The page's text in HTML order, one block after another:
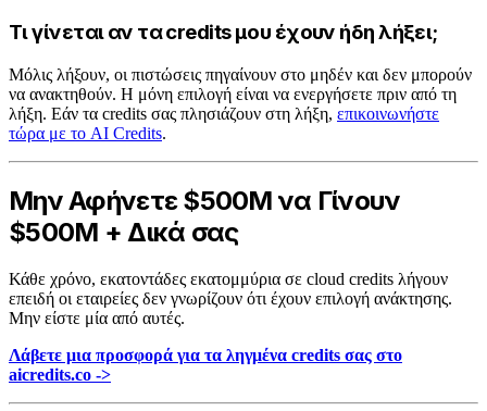
Τι γίνεται αν τα credits μου έχουν ήδη λήξει;
Μόλις λήξουν, οι πιστώσεις πηγαίνουν στο μηδέν και δεν μπορούν
να ανακτηθούν. Η μόνη επιλογή είναι να ενεργήσετε πριν από τη
λήξη. Εάν τα credits σας πλησιάζουν στη λήξη, επικοινωνήστε
τώρα με το AI Credits.
Μην Αφήνετε $500M να Γίνουν
$500M + Δικά σας
Κάθε χρόνο, εκατοντάδες εκατομμύρια σε cloud credits λήγουν
επειδή οι εταιρείες δεν γνωρίζουν ότι έχουν επιλογή ανάκτησης.
Μην είστε μία από αυτές.
Λάβετε μια προσφορά για τα ληγμένα credits σας στο
aicredits.co ->